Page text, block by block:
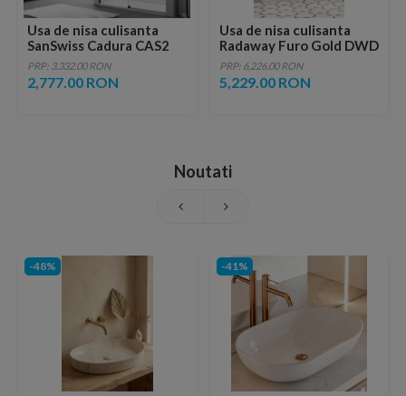
Usa de nisa culisanta
SanSwiss Cadura CAS2
150 x H200 cm profil
negru mat
PRP: 3,332.00 RON
2,777.00 RON
Usa de nisa culisanta
Radaway Furo Gold DWD
130xH200 cm
PRP: 6,226.00 RON
5,229.00 RON
Noutati
-48% -41%